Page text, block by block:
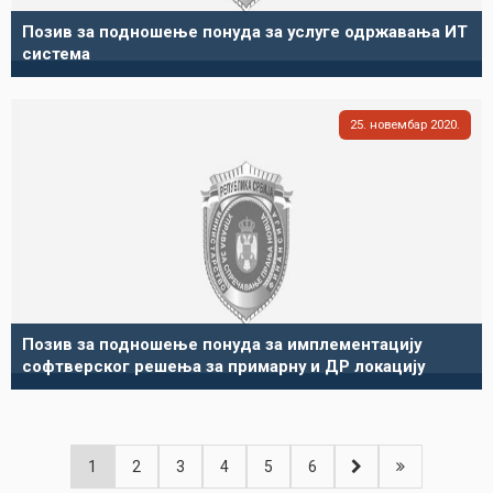
Позив за подношење понуда за услуге одржавања ИТ
система
25 новембар 2020
Позив за подношење понуда за имплементацију
софтверског решења за примарну и ДР локацију
1 2 3 4 5 6